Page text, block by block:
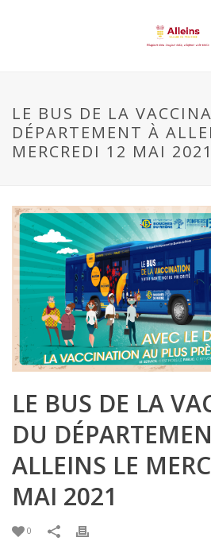
LE BUS DE LA
DÉPARTEMENT À
MERCREDI 12 MAI 2021
LE BUS DE LA
DU
ALLEINS LE
MAI 2021
0